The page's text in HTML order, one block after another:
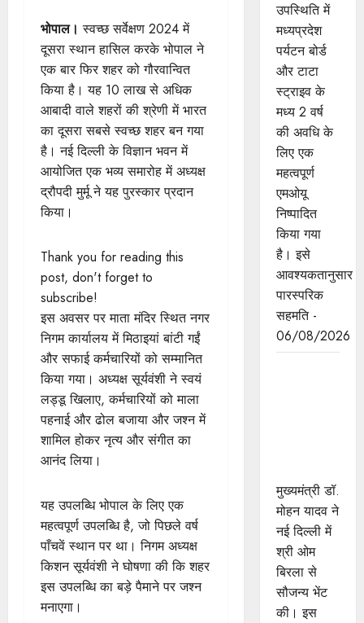
भोपाल।स्वच्छ सर्वेक्षण 2024 में
दूसरा स्थान हासिल करके भोपाल ने
एक बार फिर शहर को गौरवान्वित
किया है। यह 10 लाख से अधिक
आबादी वाले शहरों की श्रेणी में भारत
का दूसरा सबसे स्वच्छ शहर बन गया
है। नई दिल्ली के विज्ञान भवन में
आयोजित एक भव्य समारोह में अध्यक्ष
द्रौपदी मुर्मू ने यह पुरस्कार प्रदान
किया।
Thank you for reading this
post, don't forget to
subscribe!
इस अवसर पर माता मंदिर स्थित नगर
निगम कार्यालय में मिठाइयां बांटी गईं
और सफाई कर्मचारियों को सम्मानित
किया गया। अध्यक्ष सूर्यवंशी ने स्वयं
लड्डू खिलाए, कर्मचारियों को माला
पहनाई और ढोल बजाया और जश्न में
शामिल होकर नृत्य और संगीत का
आनंद लिया।
यह उपलब्धि भोपाल के लिए एक
महत्वपूर्ण उपलब्धि है, जो पिछले वर्ष
पाँचवें स्थान पर था। निगम अध्यक्ष
किशन सूर्यवंशी ने घोषणा की कि शहर
इस उपलब्धि का बड़े पैमाने पर जश्न
मनाएगा।
उपस्थिति में
मध्यप्रदेश
पर्यटन बोर्ड
और टाटा
स्ट्राइव के
मध्य 2 वर्ष
की अवधि के
लिए एक
महत्वपूर्ण
एमओयू
निष्पादित
किया गया
है। इसे
आवश्यकतानुसार
पारस्परिक
सहमति -
06/08/2026
मुख्यमंत्री डॉ.
मोहन यादव ने
नई दिल्ली में
श्री ओम
बिरला से
सौजन्य भेंट
की। इस